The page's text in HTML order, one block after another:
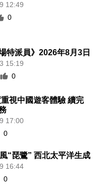
12:49
0
特派員》2026年8月3日
15:19
0
視中國遊客體驗 續完
17:00
0
“琵鷺” 西北太平洋生成
16:44
0